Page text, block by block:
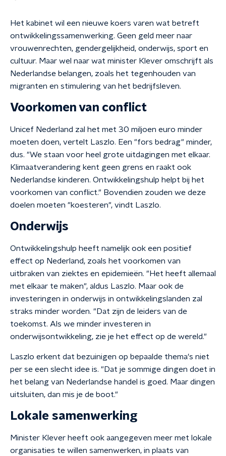
Het kabinet wil een nieuwe koers varen wat betreft
ontwikkelingssamenwerking. Geen geld meer naar
vrouwenrechten, gendergelijkheid, onderwijs, sport en
cultuur. Maar wel naar wat minister Klever omschrijft als
Nederlandse belangen, zoals het tegenhouden van
migranten en stimulering van het bedrijfsleven.
Voorkomen van conflict
Unicef Nederland zal het met 30 miljoen euro minder
moeten doen, vertelt Laszlo. Een "fors bedrag" minder,
dus. "We staan voor heel grote uitdagingen met elkaar.
Klimaatverandering kent geen grens en raakt ook
Nederlandse kinderen. Ontwikkelingshulp helpt bij het
voorkomen van conflict." Bovendien zouden we deze
doelen moeten "koesteren", vindt Laszlo.
Onderwijs
Ontwikkelingshulp heeft namelijk ook een positief
effect op Nederland, zoals het voorkomen van
uitbraken van ziektes en epidemieën. "Het heeft allemaal
met elkaar te maken", aldus Laszlo. Maar ook de
investeringen in onderwijs in ontwikkelingslanden zal
straks minder worden. "Dat zijn de leiders van de
toekomst. Als we minder investeren in
onderwijsontwikkeling, zie je het effect op de wereld."
Laszlo erkent dat bezuinigen op bepaalde thema's niet
per se een slecht idee is. "Dat je sommige dingen doet in
het belang van Nederlandse handel is goed. Maar dingen
uitsluiten, dan mis je de boot."
Lokale samenwerking
Minister Klever heeft ook aangegeven meer met lokale
organisaties te willen samenwerken, in plaats van